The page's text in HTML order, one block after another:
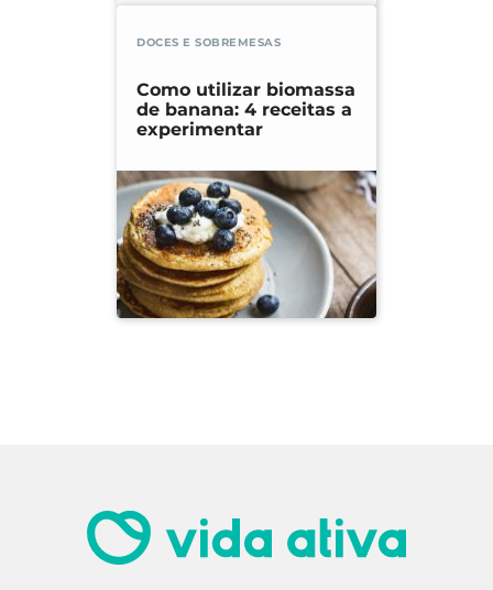
DOCES E SOBREMESAS
Como utilizar biomassa
de banana: 4 receitas a
experimentar